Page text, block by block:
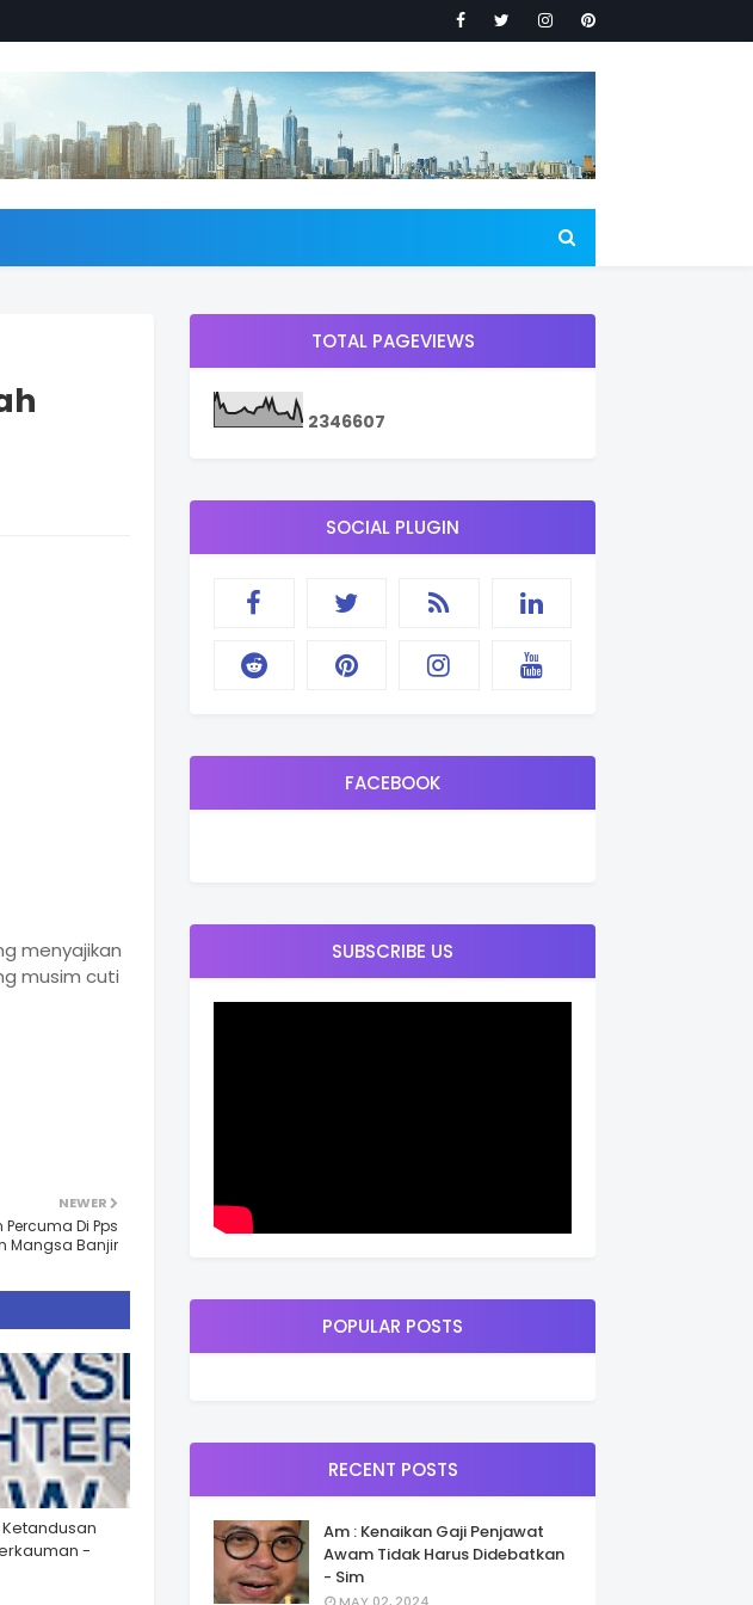
menyajikan
musim cuti
NEWER
Di Pps
Mangsa Banjir
Ketandusan
-
TOTAL PAGEVIEWS
2346607
SOCIAL PLUGIN
FACEBOOK
SUBSCRIBE US
POPULAR POSTS
RECENT POSTS
Am : Kenaikan Gaji Penjawat
Awam Tidak Harus Didebatkan
- Sim
MAY 02, 2024